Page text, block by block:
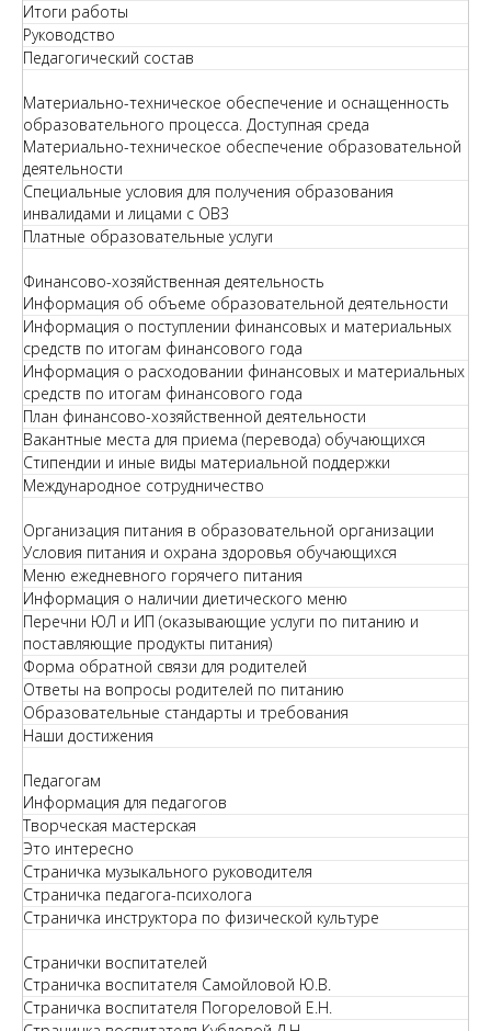
Итоги работы
Руководство
Педагогический состав
Материально-техническое обеспечение и оснащенность
образовательного процесса. Доступная среда
Материально-техническое обеспечение образовательной
деятельности
Специальные условия для получения образования
инвалидами и лицами с ОВЗ
Платные образовательные услуги
Финансово-хозяйственная деятельность
Информация об объеме образовательной деятельности
Информация о поступлении финансовых и материальных
средств по итогам финансового года
Информация о расходовании финансовых и материальных
средств по итогам финансового года
План финансово-хозяйственной деятельности
Вакантные места для приема (перевода) обучающихся
Стипендии и иные виды материальной поддержки
Международное сотрудничество
Организация питания в образовательной организации
Условия питания и охрана здоровья обучающихся
Меню ежедневного горячего питания
Информация о наличии диетического меню
Перечни ЮЛ и ИП (оказывающие услуги по питанию и
поставляющие продукты питания)
Форма обратной связи для родителей
Ответы на вопросы родителей по питанию
Образовательные стандарты и требования
Наши достижения
Педагогам
Информация для педагогов
Творческая мастерская
Это интересно
Страничка музыкального руководителя
Страничка педагога-психолога
Страничка инструктора по физической культуре
Странички воспитателей
Страничка воспитателя Самойловой Ю.В.
Страничка воспитателя Погореловой Е.Н.